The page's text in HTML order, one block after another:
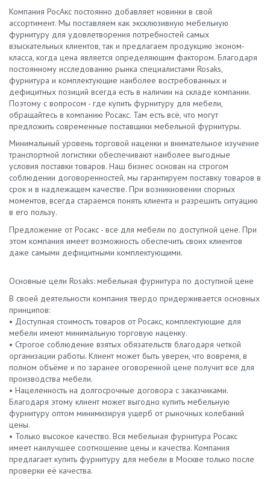
Компания РосАкс постоянно добавляет новинки в свой
ассортимент. Мы поставляем как эксклюзивную мебельную
фурнитуру для удовлетворения потребностей самых
взыскательных клиентов, так и предлагаем продукцию эконом-
класса, когда цена является определяющим фактором. Благодаря
постоянному исследованию рынка специалистами Rosaks,
фурнитура и комплектующие наиболее востребованных и
дефицитных позиций всегда есть в наличии на складе компании.
Поэтому с вопросом - где купить фурнитуру для мебели,
обращайтесь в компанию Росакс. Там есть всё, что могут
предложить современные поставщики мебельной фурнитуры.
Минимальный уровень торговой наценки и внимательное изучение
транспортной логистики обеспечивают наиболее выгодные
условия поставки товаров. Наш бизнес основан на строгом
соблюдении договоренностей, мы гарантируем поставку товаров в
срок и в надлежащем качестве. При возникновении спорных
моментов, всегда стараемся понять клиента и разрешить ситуацию
в его пользу.
Предложение от Росакс - все для мебели по доступной цене. При
этом компания имеет возможность обеспечить своих клиентов
даже самыми дефицитными комплектующими.
Основные цели Rosaks: мебельная фурнитура по доступной цене
В своей деятельности компания твердо придерживается основных
принципов:
• Доступная стоимость товаров от Росакс, комплектующие для
мебели имеют минимальную торговую наценку.
• Строгое соблюдение взятых обязательств благодаря четкой
организации работы. Клиент может быть уверен, что вовремя, в
полном объёме и по заранее оговоренной цене получит все для
производства мебели.
• Нацеленность на долгосрочные договора с заказчиками.
Благодаря этому клиент может выгодно купить мебельную
фурнитуру оптом минимизируя ущерб от рыночных колебаний
цены.
• Только высокое качество. Вся мебельная фурнитура Росакс
имеет наилучшее соотношение цены и качества. Компания
предлагает купить фурнитуру для мебели в Москве только после
проверки её качества.